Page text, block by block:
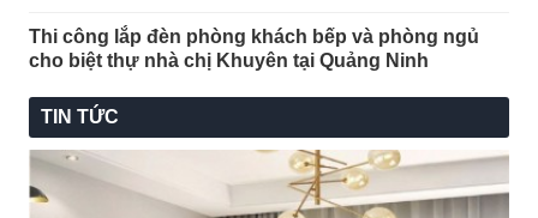
Thi công lắp đèn phòng khách bếp và phòng ngủ
cho biệt thự nhà chị Khuyên tại Quảng Ninh
TIN TỨC